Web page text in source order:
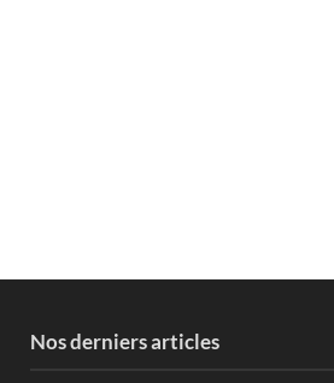
Nos derniers articles